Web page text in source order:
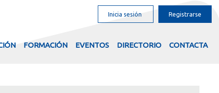
Inicia sesión Registrarse
FORMACIÓN EVENTOS DIRECTORIO CONTACTA